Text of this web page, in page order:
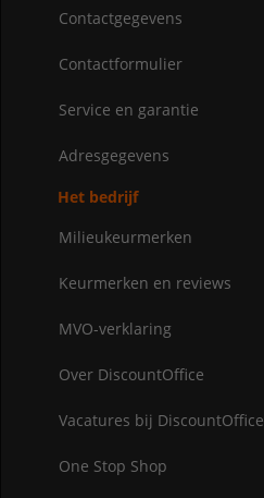
Contactgegevens
Contactformulier
Service en garantie
Adresgegevens
Het bedrijf
Milieukeurmerken
Keurmerken en reviews
MVO-verklaring
Over DiscountOffice
Vacatures bij DiscountOffice
One Stop Shop